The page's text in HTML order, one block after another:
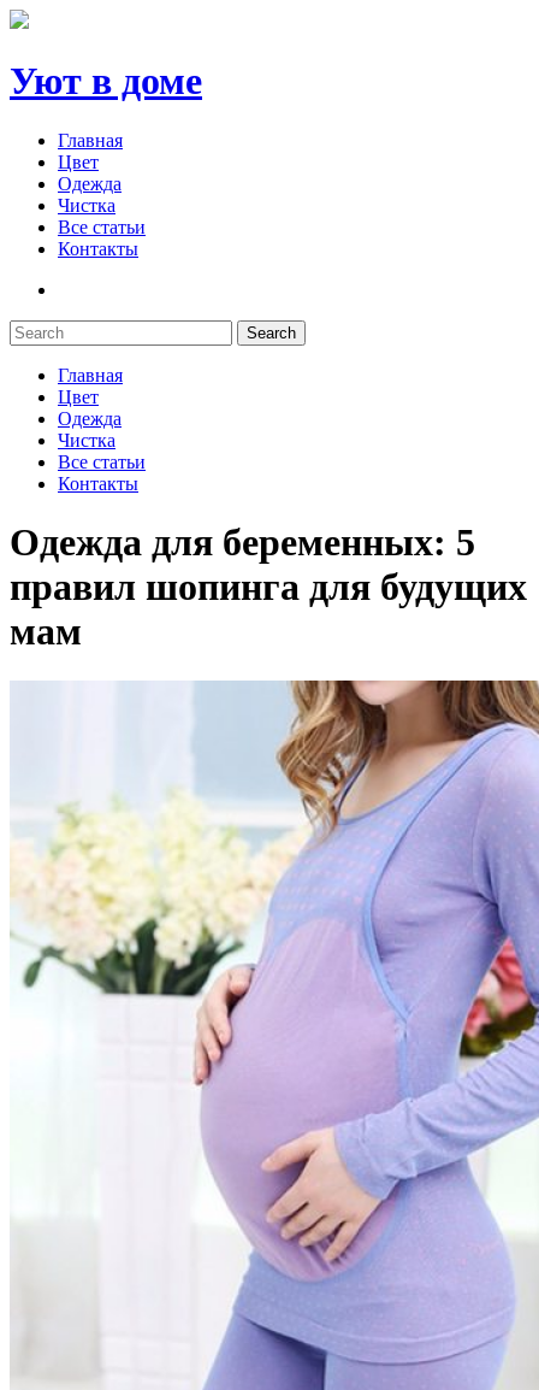
Уют в доме
Главная
Цвет
Одежда
Чистка
Все статьи
Контакты
Search
Главная
Цвет
Одежда
Чистка
Все статьи
Контакты
Одежда для беременных: 5
правил шопинга для будущих
мам